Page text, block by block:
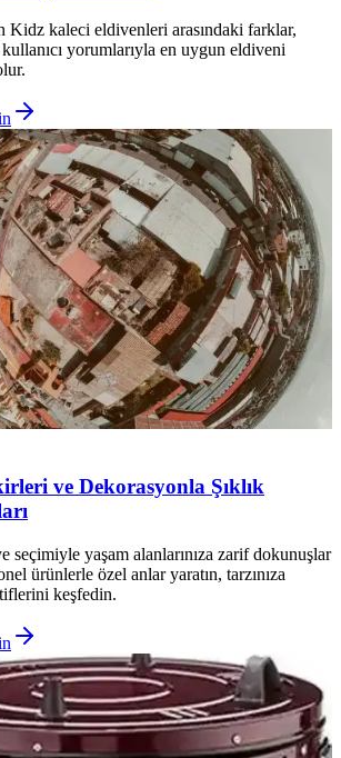
kaleci eldivenleri arasındaki farklar,
yorumlarıyla en uygun eldiveni
ve Dekorasyonla Şıklık
seçimiyle yaşam alanlarınıza zarif dokunuşlar
ürünlerle özel anlar yaratın, tarzınıza
keşfedin.